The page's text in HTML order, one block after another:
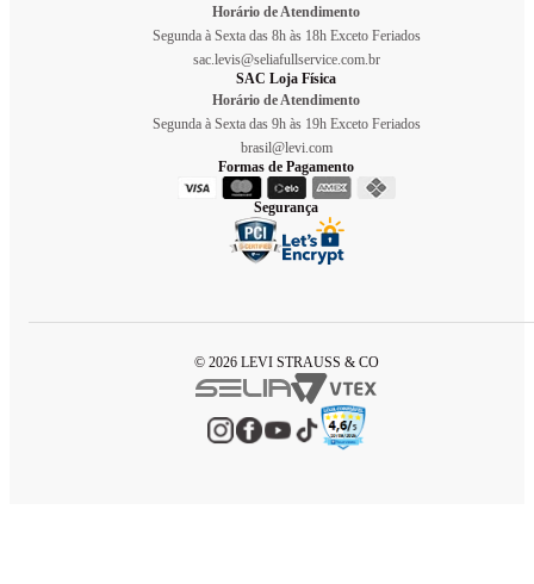
Horário de Atendimento
Segunda à Sexta das 8h às 18h Exceto Feriados
sac.levis@seliafullservice.com.br
SAC Loja Física
Horário de Atendimento
Segunda à Sexta das 9h às 19h Exceto Feriados
brasil@levi.com
Formas de Pagamento
Segurança
© 2026 LEVI STRAUSS & CO